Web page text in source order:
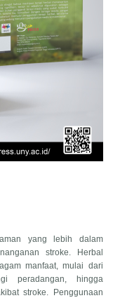
yang lebih dalam
stroke. Herbal
manfaat, mulai dari
peradangan, hingga
stroke. Penggunaan